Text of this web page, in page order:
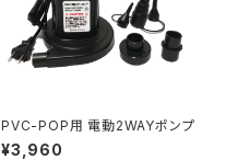
PVC-POP用 電動2WAYポンプ
¥3,960